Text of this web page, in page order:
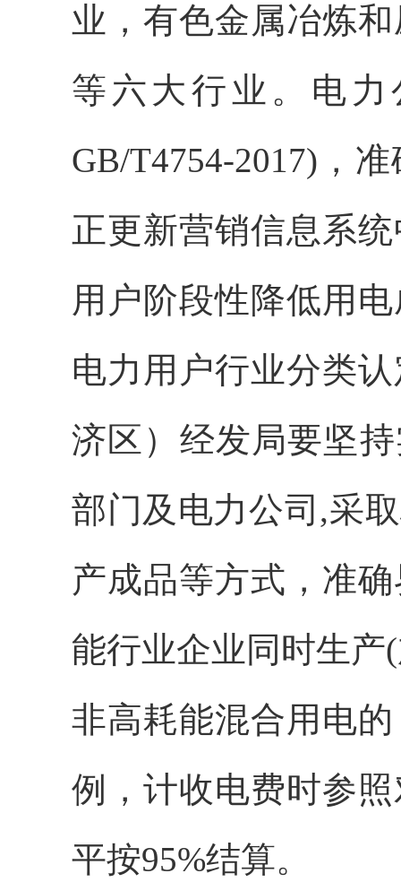
业，有色金属冶炼
等六大行业。电
GB/T4754-2017)，
正更新营销信息系
用户阶段性降低用
电力用户行业分类
济区）经发局要坚
部门及电力公司,采
产成品等方式，准
能行业企业同时生产
非高耗能混合用电
例，计收电费时参
平按95%结算。